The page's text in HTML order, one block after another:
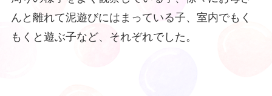
んと離れて泥遊びにはまっている子、室内でもく
もくと遊ぶ子など、それぞれでした。